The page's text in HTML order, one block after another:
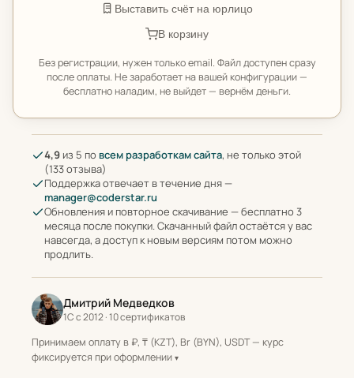
Выставить счёт на юрлицо
В корзину
Без регистрации, нужен только email. Файл доступен сразу
после оплаты. Не заработает на вашей конфигурации —
бесплатно наладим, не выйдет — вернём деньги.
4,9 из 5 по всем разработкам сайта, не только этой
(133 отзыва)
Поддержка отвечает в течение дня —
manager@coderstar.ru
Обновления и повторное скачивание — бесплатно 3
месяца после покупки. Скачанный файл остаётся у вас
навсегда, а доступ к новым версиям потом можно
продлить.
Дмитрий Медведков
1С с 2012 · 10 сертификатов
Принимаем оплату в ₽, ₸ (KZT), Br (BYN), USDT — курс
фиксируется при оформлении